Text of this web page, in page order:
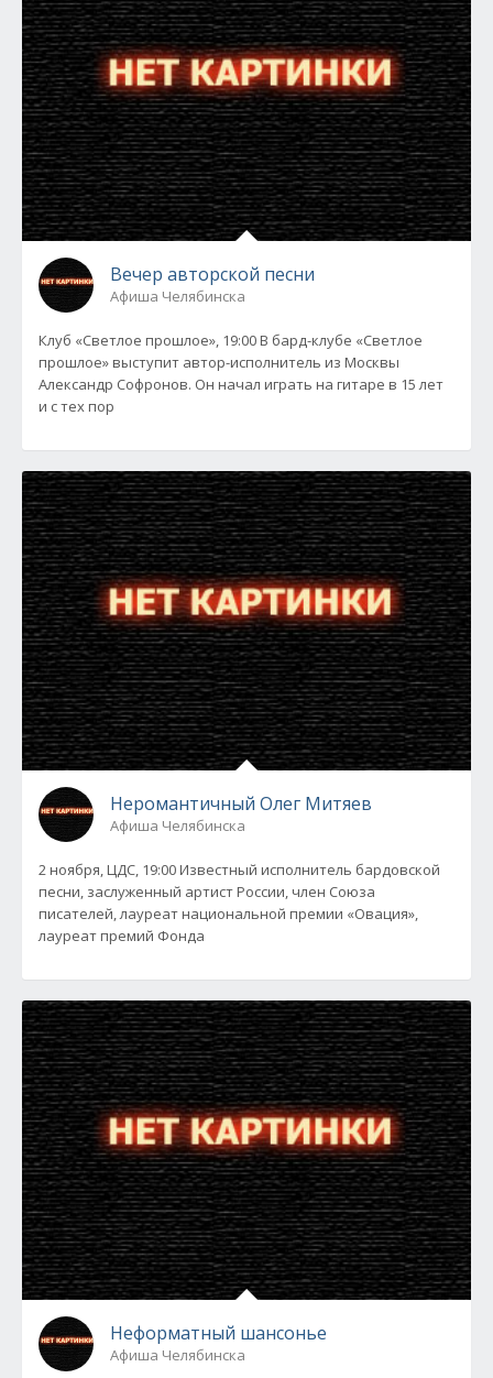
Вечер авторской песни
Афиша Челябинска
Клуб «Светлое прошлое», 19:00 В бард-клубе «Светлое
прошлое» выступит автор-исполнитель из Москвы
Александр Софронов. Он начал играть на гитаре в 15 лет
и с тех пор
Неромантичный Олег Митяев
Афиша Челябинска
2 ноября, ЦДС, 19:00 Известный исполнитель бардовской
песни, заслуженный артист России, член Союза
писателей, лауреат национальной премии «Овация»,
лауреат премий Фонда
Неформатный шансонье
Афиша Челябинска